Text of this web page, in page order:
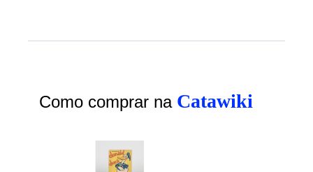
Como comprar na Catawiki